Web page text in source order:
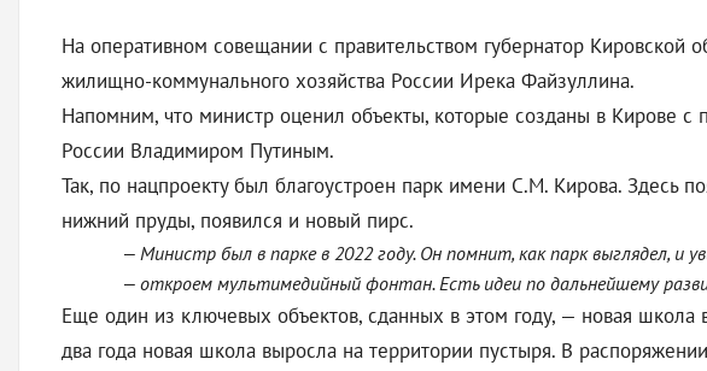
На оперативном совещании с правительством губернатор Кировской
жилищно-коммунального хозяйства России Ирека Файзуллина.
Напомним, что министр оценил объекты, которые созданы в Кирове
России Владимиром Путиным.
Так, по нацпроекту был благоустроен парк имени С.М. Кирова. Здесь
нижний пруды, появился и новый пирс.
— Министр был в парке в 2022 году. Он помнит, как парк выглядел, и
— откроем мультимедийный фонтан. Есть идеи по дальнейшему
Еще один из ключевых объектов, сданных в этом году, — новая
два года новая школа выросла на территории пустыря. В